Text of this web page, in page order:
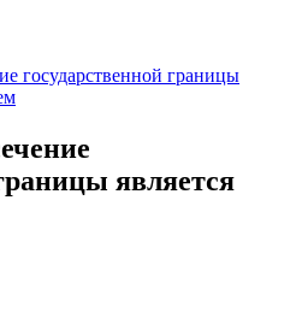
государственной границы
является